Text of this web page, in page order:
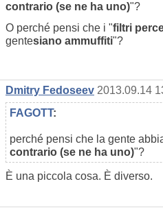
contrario (se ne ha uno)"?
O perché pensi che i "filtri
gentesiano ammuffiti"?
Dmitry Fedoseev 2013.09.14
FAGOTT:
perché pensi che la gente
contrario (se ne ha uno)"?
È una piccola cosa. È diverso.